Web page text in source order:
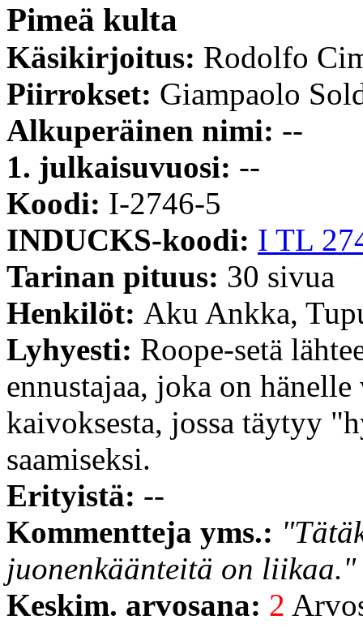
Pimeä kulta
Käsikirjoitus: Rodolfo
Piirrokset: Giampaolo
Alkuperäinen nimi: --
1. julkaisuvuosi: --
Koodi: I-2746-5
INDUCKS-koodi: I TL
Tarinan pituus: 30 sivua
Henkilöt: Aku Ankka,
Lyhyesti: Roope-setä
ennustajaa, joka on
kaivoksesta, jossa täytyy
saamiseksi.
Erityistä: --
Kommentteja yms.:
juonenkäänteitä on liikaa."
Keskim. arvosana: 2